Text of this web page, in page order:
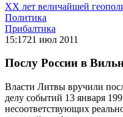
ХХ лет величайшей
Политика
Прибалтика
15:1721 июл 2011
Послу России в
Власти Литвы вручили
делу событий 13 января
несоответствующих